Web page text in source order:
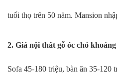
tuổi thọ trên 50 năm. Mansion
2. Giá nội thất gỗ óc chó
Sofa 45-180 triệu, bàn ăn 35-120